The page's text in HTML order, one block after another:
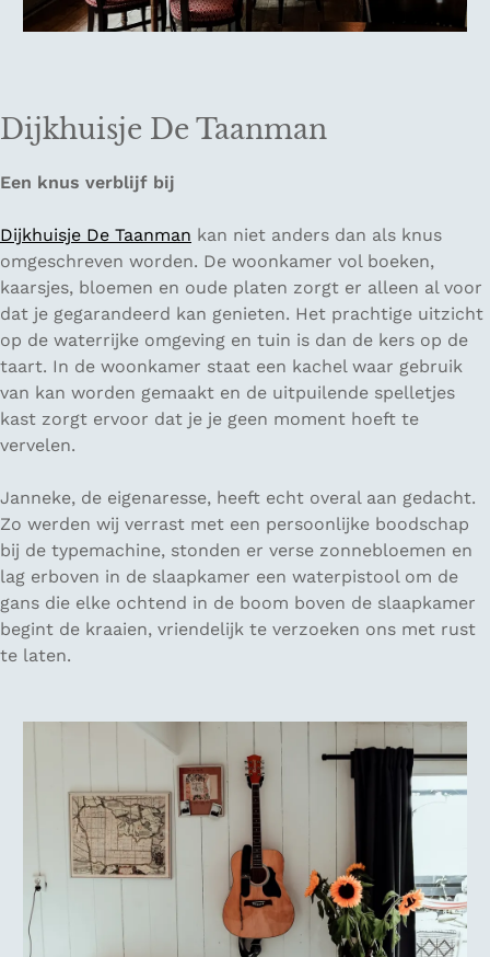
Dijkhuisje De Taanman
Een knus verblijf bij
Dijkhuisje De Taanman kan niet anders dan als knus
omgeschreven worden. De woonkamer vol boeken,
kaarsjes, bloemen en oude platen zorgt er alleen al voor
dat je gegarandeerd kan genieten. Het prachtige uitzicht
op de waterrijke omgeving en tuin is dan de kers op de
taart. In de woonkamer staat een kachel waar gebruik
van kan worden gemaakt en de uitpuilende spelletjes
kast zorgt ervoor dat je je geen moment hoeft te
vervelen.
Janneke, de eigenaresse, heeft echt overal aan gedacht.
Zo werden wij verrast met een persoonlijke boodschap
bij de typemachine, stonden er verse zonnebloemen en
lag erboven in de slaapkamer een waterpistool om de
gans die elke ochtend in de boom boven de slaapkamer
begint de kraaien, vriendelijk te verzoeken ons met rust
te laten.